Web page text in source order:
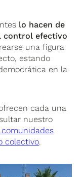
lo hacen de
control efectivo
una figura
estando
en la
cada una
nuestro
colectivo.